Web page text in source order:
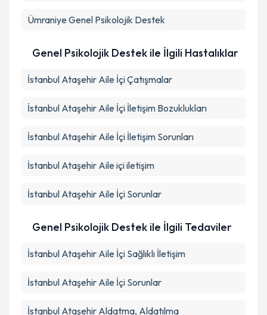
Ümraniye Genel Psikolojik Destek
Genel Psikolojik Destek ile İlgili Hastalıklar
İstanbul Ataşehir Aile İçi Çatışmalar
İstanbul Ataşehir Aile İçi İletişim Bozuklukları
İstanbul Ataşehir Aile İçi İletişim Sorunları
İstanbul Ataşehir Aile içi iletişim
İstanbul Ataşehir Aile İçi Sorunlar
Genel Psikolojik Destek ile İlgili Tedaviler
İstanbul Ataşehir Aile İçi Sağlıklı İletişim
İstanbul Ataşehir Aile İçi Sorunlar
İstanbul Ataşehir Aldatma, Aldatılma